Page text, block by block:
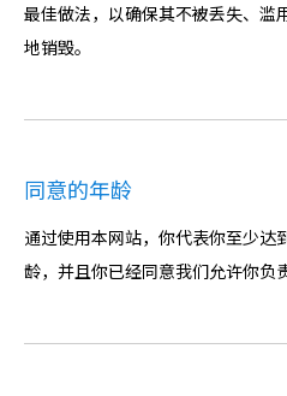
最佳做法，以确保其不被丢失、滥
地销毁。
同意的年龄
通过使用本网站，你代表你至少达
龄，并且你已经同意我们允许你负